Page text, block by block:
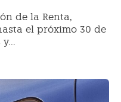
de la Renta,
el próximo 30 de